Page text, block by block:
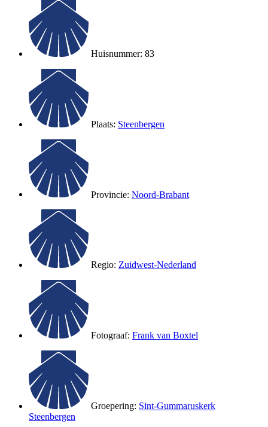
Huisnummer: 83
Plaats: Steenbergen
Provincie: Noord-Brabant
Regio: Zuidwest-Nederland
Fotograaf: Frank van Boxtel
Groepering: Sint-Gummaruskerk
Steenbergen